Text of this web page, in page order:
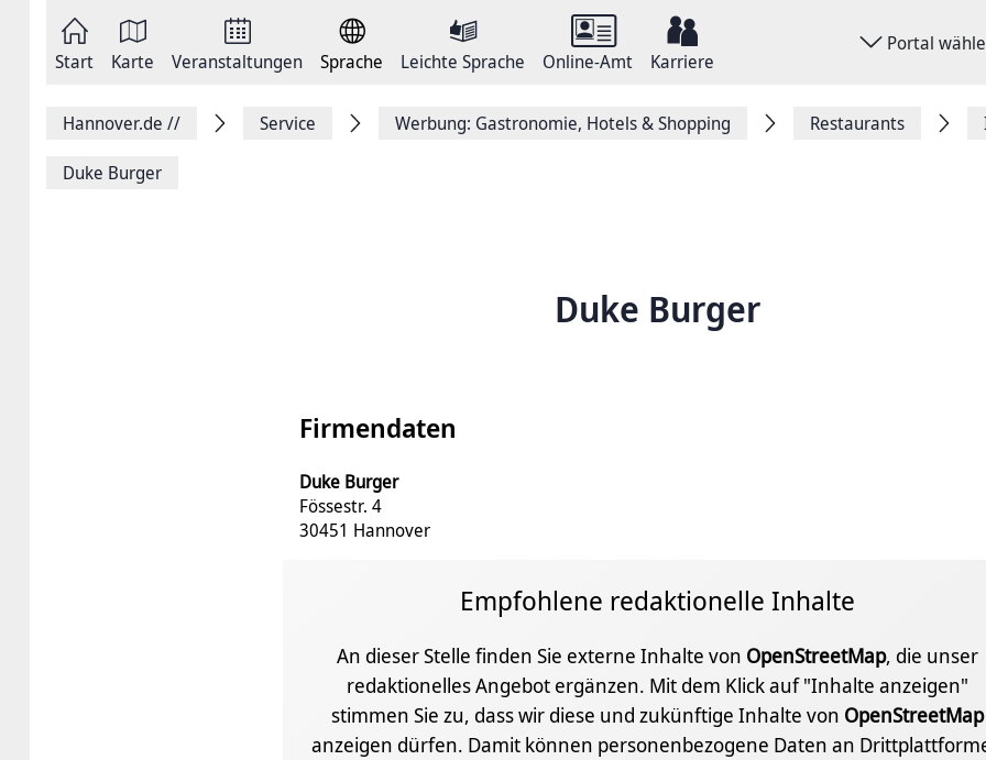
springen
Start Karte Veranstaltungen Sprache Leichte Sprache Online-Amt Karriere
Portal
FacebookHannover.de // Service Werbung: Gastronomie, Hotels & Shopping Restaurants
Duke Burger
Duke Burger
Firmendaten
Duke Burger
Fössestr. 4
30451 Hannover
Empfohlene redaktionelle Inhalte
An dieser Stelle finden Sie externe Inhalte von OpenStreetMap, die unser
redaktionelles Angebot ergänzen. Mit dem Klick auf "Inhalte anzeigen"
stimmen Sie zu, dass wir diese und zukünftige Inhalte von OpenStreetMap
anzeigen dürfen. Damit können personenbezogene Daten an